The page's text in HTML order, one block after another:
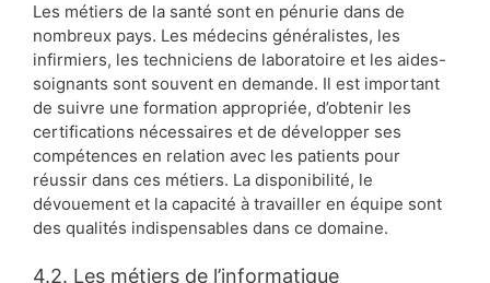
Les métiers de la santé sont en pénurie dans de
nombreux pays. Les médecins généralistes, les
infirmiers, les techniciens de laboratoire et les aides-
soignants sont souvent en demande. Il est important
de suivre une formation appropriée, d’obtenir les
certifications nécessaires et de développer ses
compétences en relation avec les patients pour
réussir dans ces métiers. La disponibilité, le
dévouement et la capacité à travailler en équipe sont
des qualités indispensables dans ce domaine.
4.2. Les métiers de l’informatique